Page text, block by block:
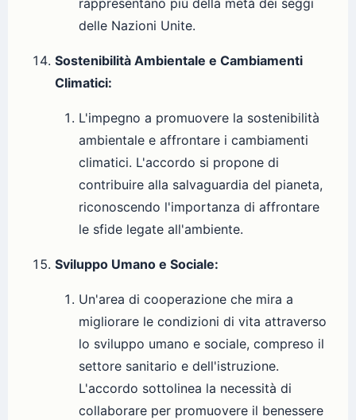
rappresentano più della metà dei seggi
delle Nazioni Unite.
Sostenibilità Ambientale e Cambiamenti
Climatici:
L'impegno a promuovere la sostenibilità
ambientale e affrontare i cambiamenti
climatici. L'accordo si propone di
contribuire alla salvaguardia del pianeta,
riconoscendo l'importanza di affrontare
le sfide legate all'ambiente.
Sviluppo Umano e Sociale:
Un'area di cooperazione che mira a
migliorare le condizioni di vita attraverso
lo sviluppo umano e sociale, compreso il
settore sanitario e dell'istruzione.
L'accordo sottolinea la necessità di
collaborare per promuovere il benessere